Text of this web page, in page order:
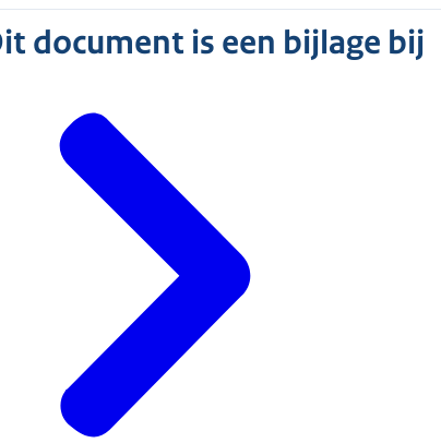
document is een bijlage bij